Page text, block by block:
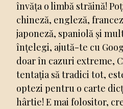
învăța o limbă străină!
chineză, engleză,
japoneză, spaniolă și
înțelegi, ajută-te cu
doar în cazuri extreme,
tentația să tradici tot,
optezi pentru o carte
hârtie! E mai folositor,